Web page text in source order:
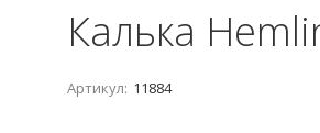
Калька
Артикул: 11884